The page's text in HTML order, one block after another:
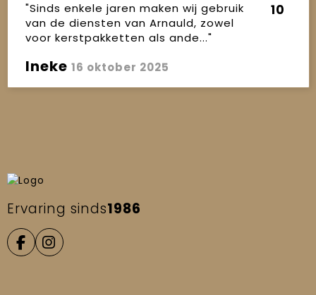
"Sinds enkele jaren maken wij gebruik
van de diensten van Arnauld, zowel
voor kerstpakketten als ande..."
10
Ineke 16 oktober 2025
Ervaring sinds1986